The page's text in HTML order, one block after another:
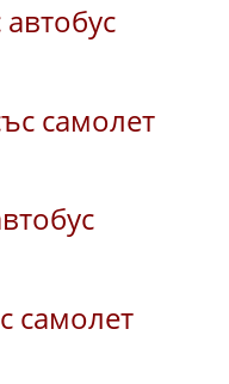
самолет
самолет